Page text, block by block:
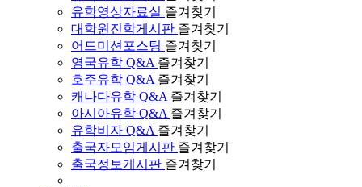
유학영상자료실 즐겨찾기
대학원진학게시판 즐겨찾기
어드미션포스팅 즐겨찾기
영국유학 Q&A 즐겨찾기
호주유학 Q&A 즐겨찾기
캐나다유학 Q&A 즐겨찾기
아시아유학 Q&A 즐겨찾기
유학비자 Q&A 즐겨찾기
출국자모임게시판 즐겨찾기
출국정보게시판 즐겨찾기